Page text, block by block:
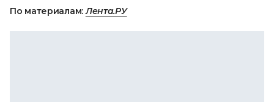
По материалам:Лента.РУ